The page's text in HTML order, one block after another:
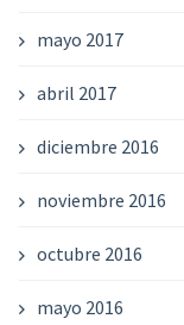
mayo 2017
abril 2017
diciembre 2016
noviembre 2016
octubre 2016
mayo 2016